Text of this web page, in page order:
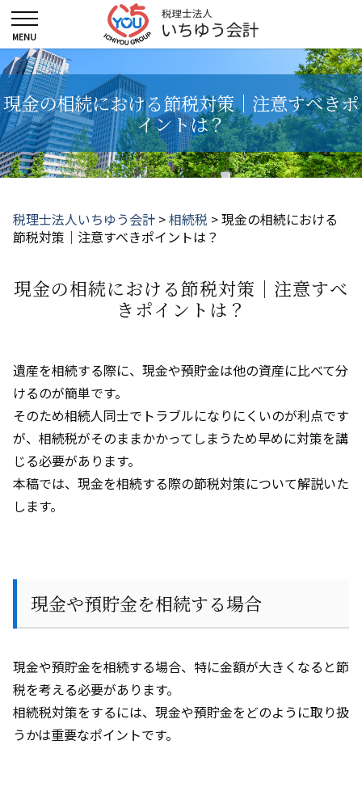
現金の相続における節税対策｜注意すべきポ
イントは？
税理士法人いちゆう会計 >相続税 >現金の相続における
節税対策｜注意すべきポイントは？
現金の相続における節税対策｜注意すべ
きポイントは？
遺産を相続する際に、現金や預貯金は他の資産に比べて分
けるのが簡単です。
そのため相続人同士でトラブルになりにくいのが利点です
が、相続税がそのままかかってしまうため早めに対策を講
じる必要があります。
本稿では、現金を相続する際の節税対策について解説いた
します。
現金や預貯金を相続する場合
現金や預貯金を相続する場合、特に金額が大きくなると節
税を考える必要があります。
相続税対策をするには、現金や預貯金をどのように取り扱
うかは重要なポイントです。